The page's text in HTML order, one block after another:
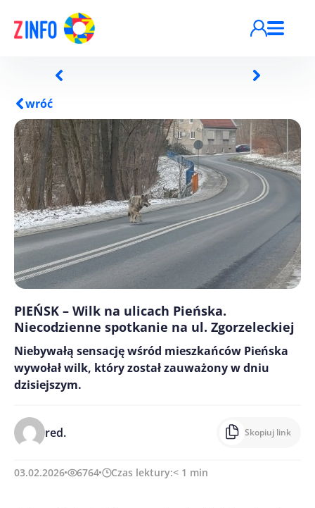
wróć
PIEŃSK – Wilk na ulicach Pieńska.
Niecodzienne spotkanie na ul. Zgorzeleckiej
Niebywałą sensację wśród mieszkańców Pieńska
wywołał wilk, który został zauważony w dniu
dzisiejszym.
red. Skopiuj link
03.02.2026 6764 Czas lektury:< 1 min